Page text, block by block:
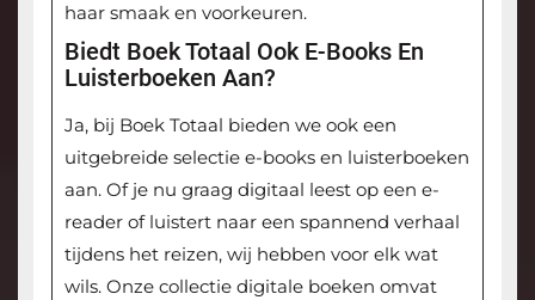
haar smaak en voorkeuren.
Biedt Boek Totaal Ook E-Books En
Luisterboeken Aan?
Ja, bij Boek Totaal bieden we ook een
uitgebreide selectie e-books en luisterboeken
aan. Of je nu graag digitaal leest op een e-
reader of luistert naar een spannend verhaal
tijdens het reizen, wij hebben voor elk wat
wils. Onze collectie digitale boeken omvat